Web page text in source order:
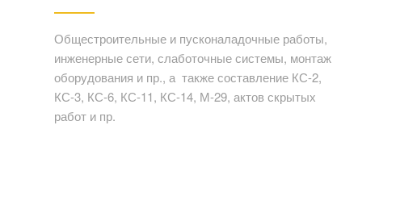
Общестроительные и пусконаладочные работы,
инженерные сети, слаботочные системы, монтаж
оборудования и пр., а также составление КС-2,
КС-3, КС-6, КС-11, КС-14, М-29, актов скрытых
работ и пр.